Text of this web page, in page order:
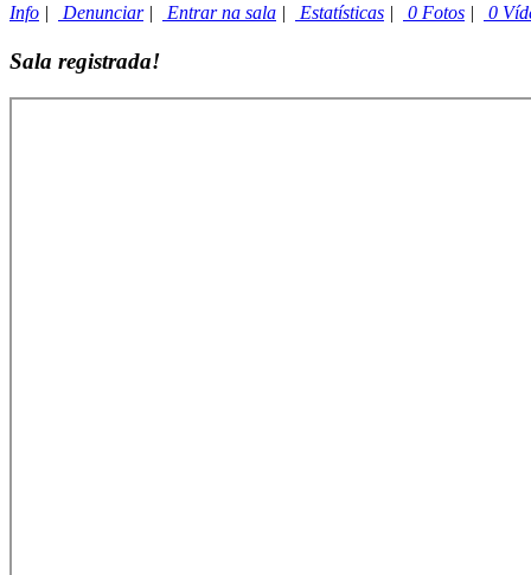
Info | Denunciar| Entrar na sala | Estatísticas | 0 Fotos | 0
Sala registrada!